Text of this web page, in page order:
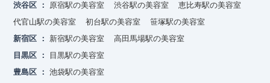
渋谷区
原宿駅の美容室 渋谷駅の美容室
恵比寿駅の美容室
代官山駅の美容室
初台駅の美容室
笹塚駅の美容室
新宿区
新宿駅の美容室
高田馬場駅の美容室
目黒区
目黒駅の美容室
豊島区
池袋駅の美容室